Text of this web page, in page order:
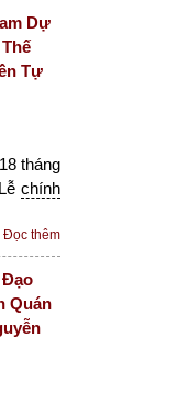
Dự
Tự
tháng
chính
Đọc thêm
Quán